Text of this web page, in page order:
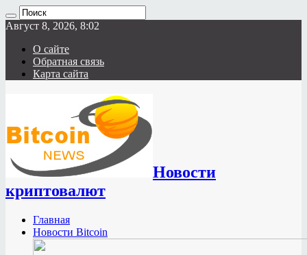
Август 8, 2026, 8:02
О сайте
Обратная связь
Карта сайта
Новости
криптовалют
Главная
Новости Bitcoin